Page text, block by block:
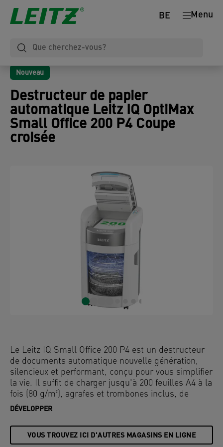
Menu
BE
Nouveau
Destructeur de papier
automatique Leitz IQ OptiMax
Small Office 200 P4 Coupe
croisée
Le Leitz IQ Small Office 200 P4 est un destructeur
de documents automatique nouvelle génération,
silencieux et performant, conçu pour vous simplifier
la vie. Il suffit de charger jusqu'à 200 feuilles A4 à la
fois (80 g/m²), agrafes et trombones inclus, de
fermer le couvercle et de poursuivre sa journée.
automatique, sans la moindre contrainte.
DÉVELOPPER
VOUS TROUVEZ ICI D'AUTRES MAGASINS EN LIGNE